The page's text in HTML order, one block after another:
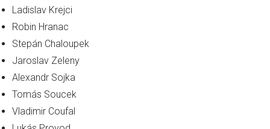
Ladislav Krejci
Robin Hranac
Stepán Chaloupek
Jaroslav Zeleny
Alexandr Sojka
Tomás Soucek
Vladimir Coufal